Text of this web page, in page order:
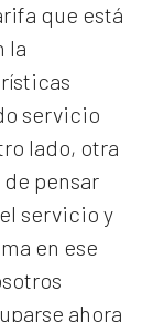
que está
la
servicio
lado, otra
pensar
servicio y
en ese
ahora